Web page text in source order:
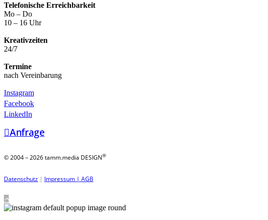
Telefonische Erreichbarkeit
Mo – Do
10 – 16 Uhr
Kreativzeiten
24/7
Termine
nach Vereinbarung
Instagram
Facebook
LinkedIn
Anfrage
© 2004 – 2026 tamm.media DESIGN®
Datenschutz | Impressum | AGB